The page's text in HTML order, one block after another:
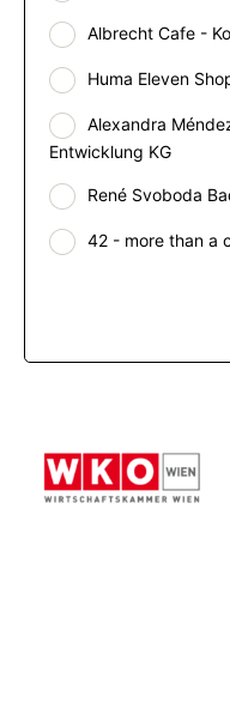
Albrecht Cafe -
Huma Eleven
Alexandra
Entwicklung KG
René Svoboda
42 - more than a